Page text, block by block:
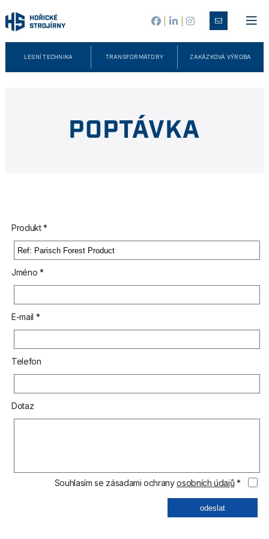
LESNÍ TECHNIKA TRANSFORMÁTORY ZAKÁZKOVÁ VÝROBA
POPTÁVKA
Produkt *
Jméno *
E-mail *
Telefon
Dotaz
Souhlasím se zásadami ochranyosobních údajů*
odeslat